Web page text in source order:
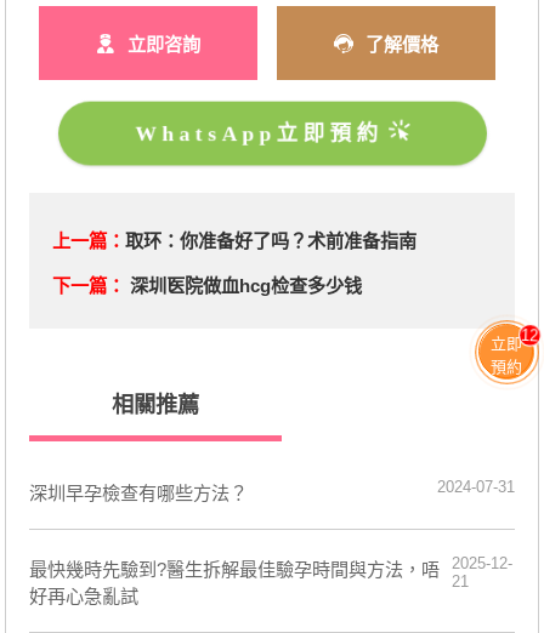
立即咨詢 了解價格
WhatsApp立即預約
上一篇： 取环：你准备好了吗？术前准备指南
下一篇： 深圳医院做血hcg检查多少钱
相關推薦
深圳早孕檢查有哪些方法？ 2024-07-31
最快幾時先驗到?醫生拆解最佳驗孕時間與方法，唔
好再心急亂試
2025-12-
21
立即
預約
12